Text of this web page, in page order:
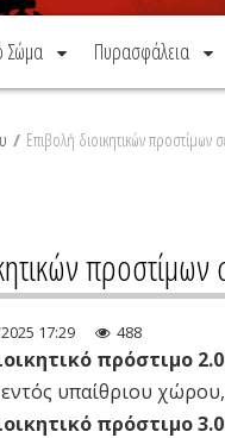
Σώμα Πυρασφάλεια
/ Eπιβολή διοικητικών προστίμων
17:29 488
πρόστιμο
υπαίθριου
πρόστιμο